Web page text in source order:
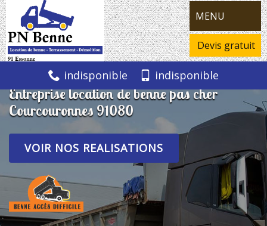
MENU
Devis gratuit
indisponible indisponible
Entreprise location de benne pas cher
Courcouronnes 91080
VOIR NOS REALISATIONS